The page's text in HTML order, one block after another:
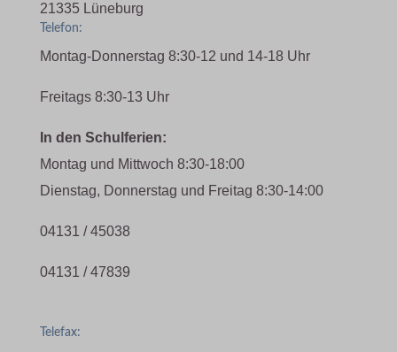
21335 Lüneburg
Telefon:
Montag-Donnerstag 8:30-12 und 14-18 Uhr
Freitags 8:30-13 Uhr
In den Schulferien:
Montag und Mittwoch 8:30-18:00
Dienstag, Donnerstag und Freitag 8:30-14:00
04131 / 45038
04131 / 47839
Telefax: